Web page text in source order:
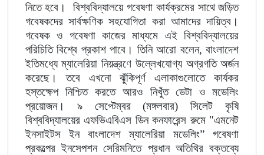
নিতে হবে। বিশ্ববিদ্যালয়ে গবেষণা কার্যক্রমের সাথে জড়িত
গবেষকদের সার্বক্ষণিক সহযোগিতা করা আমাদের দায়িত্ব।
গবেষক ও গবেষণা কাজের মাধ্যমে এই বিশ্ববিদ্যালয়ের
পরিচিতি বিশ্বে প্রকাশ পাবে। তিনি আরো বলেন, বাংলাদেশ
ইতিমধ্যে ম্যালেরিয়া নিয়ন্ত্রণে উল্লেখযোগ্য অগ্রগতি অর্জন
করেছে। তবে এখনো ঝুঁকিপূর্ণ এলাকাগুলোতে কার্যকর
হস্তক্ষেপ নিশ্চিত করতে আরও নিখুঁত ডেটা ও মডেলিং
প্রয়োজন। ৯ সেপ্টেম্বর (মঙ্গলবার) সিলেট কৃষি
বিশ্ববিদ্যালয়ের এফভিএবিএস ডিন কনফারেন্স রুমে "এমনেট
ইনসাইটস ইন বাংলাদেশ ম্যালেরিয়া মডেলিং” গবেষণা
প্রকল্পের ইনসেপশন সেরিমনিতে প্রধান অতিথির বক্তব্যে